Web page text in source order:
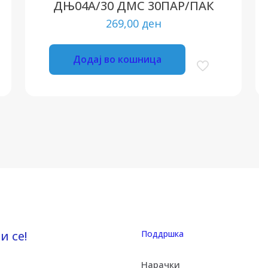
ДЊ04А/30 ДМС 30ПАР/ПАК
269,00 ден
Додај во кошница
се! Поддршка
Нарачки